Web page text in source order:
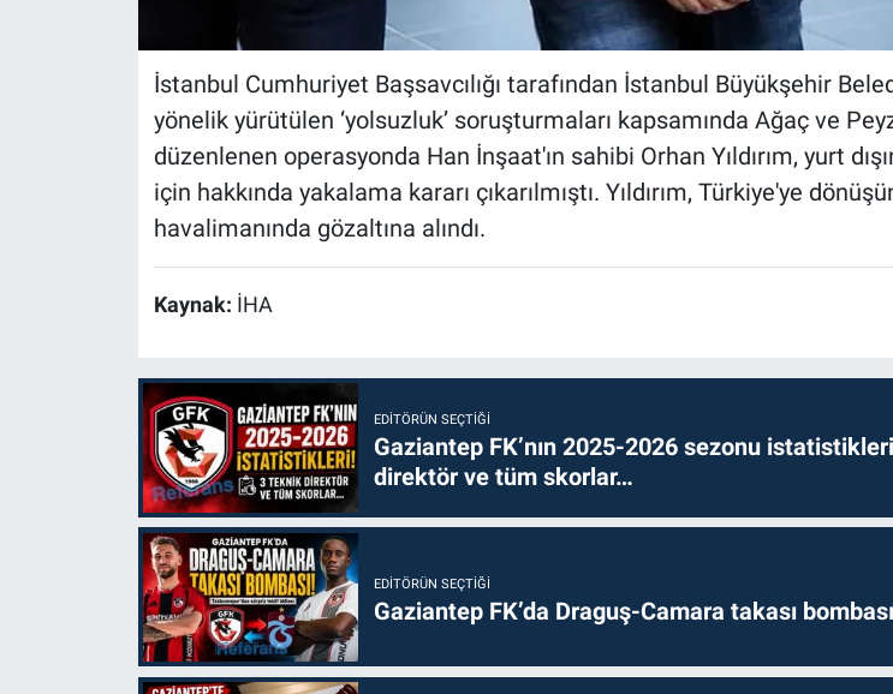
İstanbul Cumhuriyet Başsavcılığı tarafından İstanbul Büyükşehir
yönelik yürütülen ‘yolsuzluk’ soruşturmaları kapsamında Ağaç ve
düzenlenen operasyonda Han İnşaat'ın sahibi Orhan Yıldırım, yurt
için hakkında yakalama kararı çıkarılmıştı. Yıldırım, Türkiye'ye
havalimanında gözaltına alındı.
Kaynak: İHA
EDITÖRÜN SEÇTIĞI
Gaziantep FK’nın 2025-2026 sezonu
direktör ve tüm skorlar…
EDITÖRÜN SEÇTIĞI
Gaziantep FK’da Draguş-Camara takası bombası